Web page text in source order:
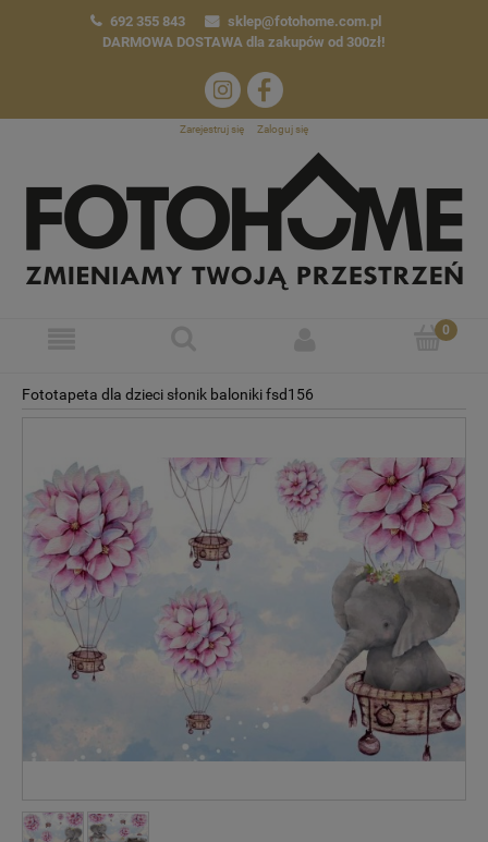
692 355 843
sklep@fotohome.com.pl
DARMOWA DOSTAWA dla zakupów od 300zł!
Zarejestruj się Zaloguj się
Fototapeta dla dzieci słonik baloniki fsd156